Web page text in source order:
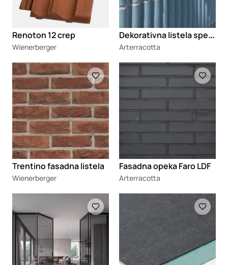
Renoton 12 crep
Wienerberger
D
ekorativna listela specijalnog oblika Corrugated
Arterracotta
Loading
Trentino fasadna listela
Wienerberger
Loading
Fasadna opeka Faro LDF
Arterracotta
Loading